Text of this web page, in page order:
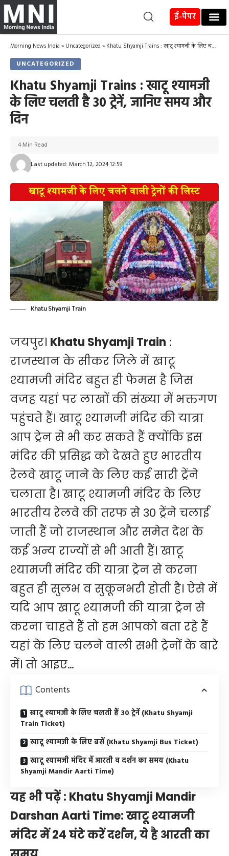
ई-पेपर
Morning News India » Uncategorized » Khatu Shyamji Trains : खाटू श्यामजी के लिए चलती है 30 ट्रेनें, जानिए समय और दिन
UNCATEGORIZED
Khatu Shyamji Trains : खाटू श्यामजी
के लिए चलती है 30 ट्रेनें, जानिए समय और
दिन
Last updated: March 12, 2024 12:59
4 Min Read
Khatu Shyamji Train
जयपुर। Khatu Shyamji Train :
राजस्थान के सीकर जिले मेंखाटू
श्यामजी मंदिरबहुत ही फेमस है जिस
वजह यहां पर लाखों की संख्या में भक्तगण
पहुंचते हैं। खाटू श्यामजी मंदिर की यात्रा
आप ट्रेन से भी कर सकते हैं क्योंकि इस
मंदिर की प्रसिद्ध को देखते हुए भारतीय
रेलवे खाटू जाने के लिए कई सारी ट्रेंने
चलाता है। खाटू श्यामजी मंदिर के लिए
भारतीय रेलवे की तरफ से 30 ट्रेंने चलाई
जाती हैं जो राजस्थान और समेत देश के
कई अन्य राज्यों से भी आती हैं। खाटू
श्यामजी मंदिर की यात्रा ट्रेन से करना
बहुत ही सुलभ व सुकूनभरी होती है। ऐसे में
यदि आप खाटू श्यामजी की यात्रा ट्रेन से
करना चाहते हैं तो हम आपको बता रहे हैं
यहां के लिए चलने वाली सभी ट्रेनों के बारे
में। तो आइए…
Contents
खाटू श्यामजी के लिए चलती हैं 30 ट्रेनें (Khatu Shyamji
Train Ticket)
खाटू श्यामजी के लिए बसें (Khatu Shyamji Bus Ticket)
खाटू श्यामजी मंदिर में आरती व दर्शन का समय (Khatu
Shyamji Mandir Aarti Time)
यह भी पढ़ें : Khatu Shyamji Mandir
Darshan Aarti Time: खाटू श्यामजी
मंदिर में 24 घंटे करें दर्शन, ये है आरती का